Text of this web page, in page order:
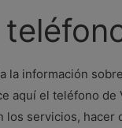
la información
aquí el teléfono
los servicios,